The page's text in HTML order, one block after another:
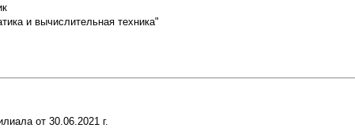
и вычислительная техника"
от 30.06.2021 г.